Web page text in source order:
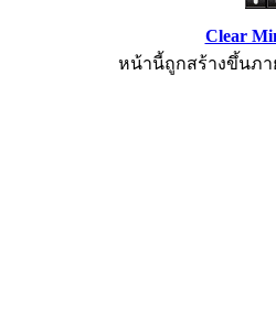
Clear
หน้านี้ถูกสร้างขึ้นภา